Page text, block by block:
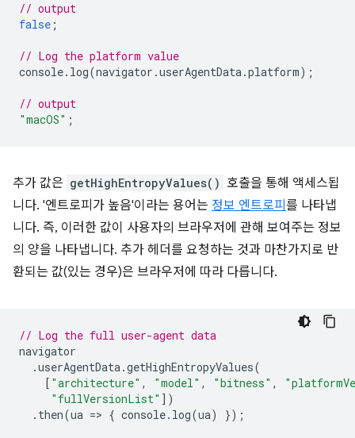
// output
false ;
// Log the platform value
console. log(navigator .userAgentData.platform);
// output
"macOS" ;
추가 값은 getHighEntropyValues() 호출을 통해 액세스됩
니다. '엔트로피가 높음'이라는 용어는 정보 엔트로피 를 나타냅
니다. 즉, 이러한 값이 사용자의 브라우저에 관해 보여주는 정보
의 양을 나타냅니다. 추가 헤더를 요청하는 것과 마찬가지로 반
환되는 값(있는 경우)은 브라우저에 따라 다릅니다.
// Log the full user-agent data
navigator
.userAgentData.getHighEntropyValues(
[ "architecture" , "model" , "bitness" ,
"fullVersionList" ])
. then(ua => { console. log(ua) });